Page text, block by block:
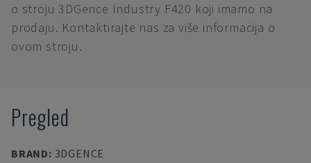
o stroju 3DGence Industry F420 koji imamo na
prodaju. Kontaktirajte nas za više informacija o
ovom stroju.
Pregled
BRAND: 3DGENCE